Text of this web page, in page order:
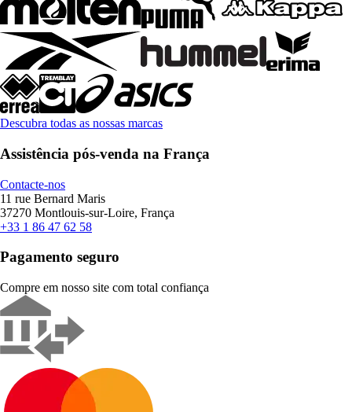
Descubra todas as nossas marcas
Assistência pós-venda na França
Contacte-nos
11 rue Bernard Maris
37270 Montlouis-sur-Loire, França
+33 1 86 47 62 58
Pagamento seguro
Compre em nosso site com total confiança